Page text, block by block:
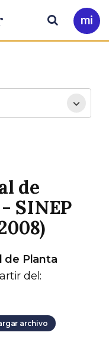
Ir
a
Buscar
de
SINEP
de Planta
del:
archivo